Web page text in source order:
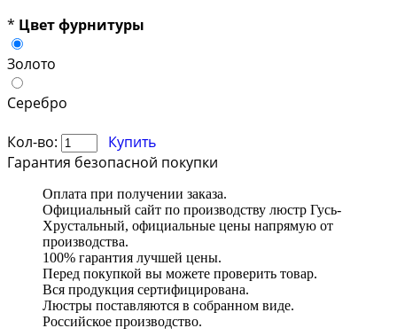
* Цвет фурнитуры
Золото
Серебро
Кол-во:
Купить
Гарантия безопасной покупки
Оплата при получении заказа.
Официальный сайт по производству люстр Гусь-
Хрустальный, официальные цены напрямую от
производства.
100% гарантия лучшей цены.
Перед покупкой вы можете проверить товар.
Вся продукция сертифицирована.
Люстры поставляются в собранном виде.
Российское производство.